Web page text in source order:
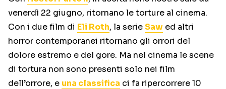
venerdì 22 giugno, ritornano le torture al cinema.
Con i due film di Eli Roth, la serieSaw ed altri
horror contemporanei ritornano gli orrori del
dolore estremo e del gore. Ma nel cinema le scene
di tortura non sono presenti solo nei film
dell’orrore, e una classifica ci fa ripercorrere 10